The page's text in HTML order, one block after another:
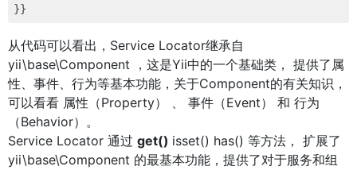
从代码可以看出，Service Locator继承自
yii\base\Component ，这是Yii中的一个基础类， 提供了属
性、事件、行为等基本功能，关于Component的有关知识，
可以看看 属性（Property） 、 事件（Event） 和 行为
（Behavior）。
Service Locator 通过 get() isset() has() 等方法， 扩展了
yii\base\Component 的最基本功能，提供了对于服务和组